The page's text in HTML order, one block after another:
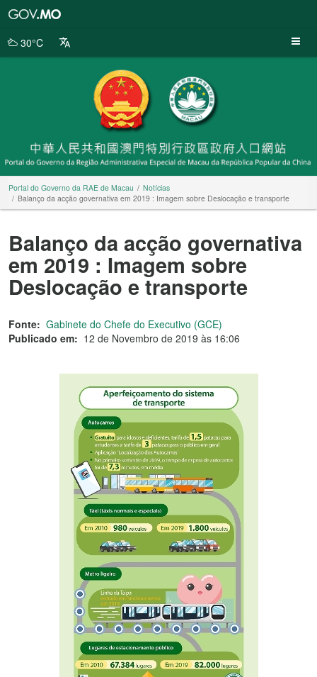
da
30°C
Portal do Governo da RAE de Macau
Notícias
Balanço da acção governativa em 2019 : Imagem sobre Deslocação e transporte
Balanço da acção governativa
em 2019 : Imagem sobre
Deslocação e transporte
Fonte: Gabinete do Chefe do Executivo (GCE)
Publicado em: 12 de Novembro de 2019 às 16:06